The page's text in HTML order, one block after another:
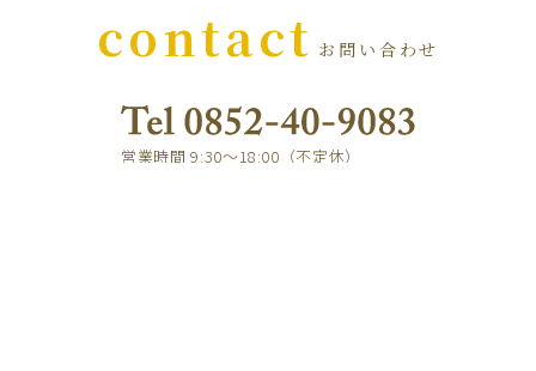
contact お問い合わせ
営業時間 9:30～18:00（不定休）